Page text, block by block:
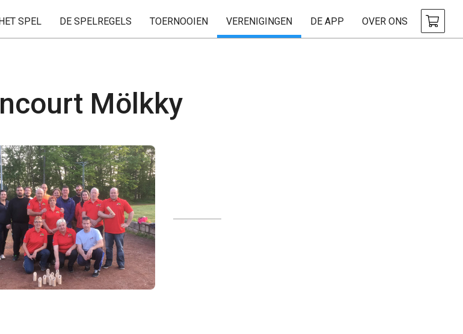
SPEL DE SPELREGELS TOERNOOIEN VERENIGINGEN DE APP OVER ONS
Mölkky